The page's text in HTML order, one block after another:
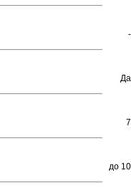
-
Да
7
до 10